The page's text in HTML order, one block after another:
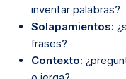
inventar palabras?
Solapamientos:
frases?
Contexto: